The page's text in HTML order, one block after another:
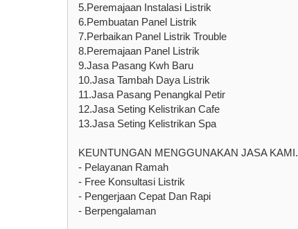
5.Peremajaan Instalasi Listrik
6.Pembuatan Panel Listrik
7.Perbaikan Panel Listrik Trouble
8.Peremajaan Panel Listrik
9.Jasa Pasang Kwh Baru
10.Jasa Tambah Daya Listrik
11.Jasa Pasang Penangkal Petir
12.Jasa Seting Kelistrikan Cafe
13.Jasa Seting Kelistrikan Spa
KEUNTUNGAN MENGGUNAKAN JASA KAMI.
- Pelayanan Ramah
- Free Konsultasi Listrik
- Pengerjaan Cepat Dan Rapi
- Berpengalaman